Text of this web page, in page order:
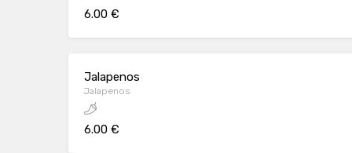
6.00 €
Jalapenos
Jalapenos
6.00 €